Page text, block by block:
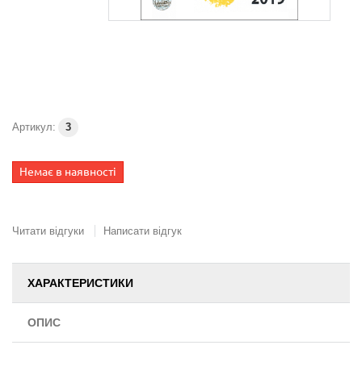
Артикул: 3
Немає в наявності
Читати відгуки Написати відгук
ХАРАКТЕРИСТИКИ
ОПИС